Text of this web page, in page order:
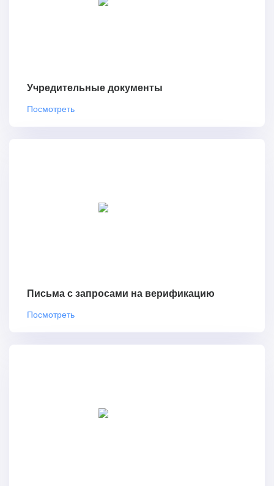
Учредительные документы
Посмотреть
Письма с запросами на верификацию
Посмотреть